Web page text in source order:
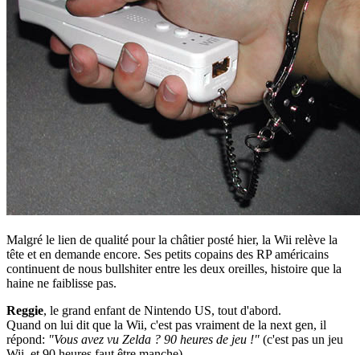
Malgré le lien de qualité pour la châtier posté hier, la Wii relève la
tête et en demande encore. Ses petits copains des RP américains
continuent de nous bullshiter entre les deux oreilles, histoire que la
haine ne faiblisse pas.
Reggie, le grand enfant de Nintendo US, tout d'abord.
Quand on lui dit que la Wii, c'est pas vraiment de la next gen, il
répond: "Vous avez vu Zelda ? 90 heures de jeu !" (c'est pas un jeu